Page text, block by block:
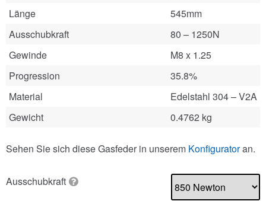
Länge
545mm
Ausschubkraft
80 – 1250N
Gewinde
M8 x 1.25
Progression
35.8%
Material
Edelstahl 304 – V2A
Gewicht
0.4762 kg
Sehen Sie sich diese Gasfeder in unserem Konfiguratoran.
Ausschubkraft